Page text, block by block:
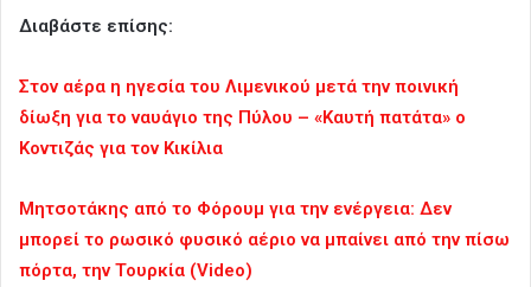
Διαβάστε επίσης:
Στον αέρα η ηγεσία του Λιμενικού μετά την ποινική
δίωξη για το ναυάγιο της Πύλου – «Καυτή πατάτα» ο
Κοντιζάς για τον Κικίλια
Μητσοτάκης από το Φόρουμ για την ενέργεια: Δεν
μπορεί το ρωσικό φυσικό αέριο να μπαίνει από την πίσω
πόρτα, την Τουρκία (Video)